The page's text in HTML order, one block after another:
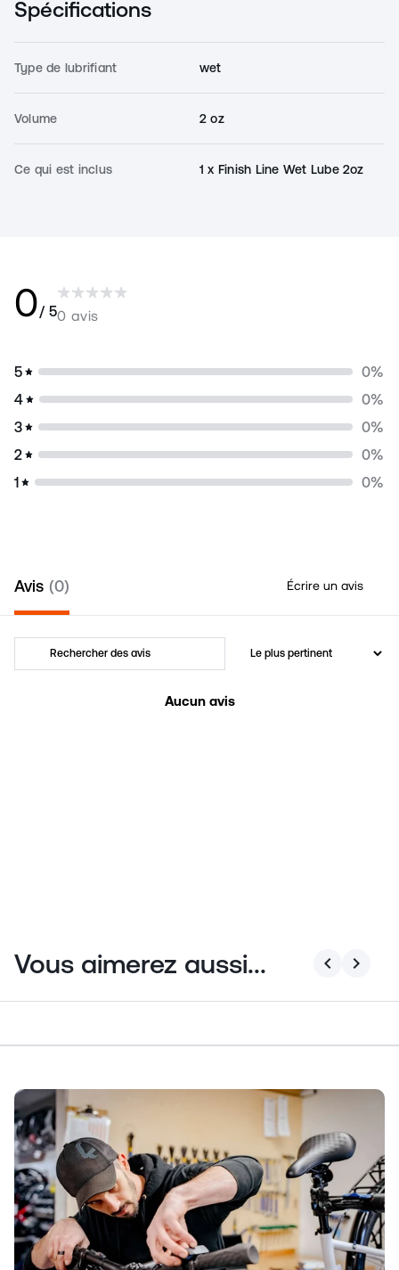
Spécifications
Type de lubrifiant wet
Volume 2 oz
Ce qui est inclus 1 x Finish Line Wet Lube 2oz
0/ 50 avis
5 0%
4
0%
3
0%
2
0%
1
0%
Écrire un avis
Avis 0
Aucun avis
Vous aimerez aussi... chevron_left chevron_right